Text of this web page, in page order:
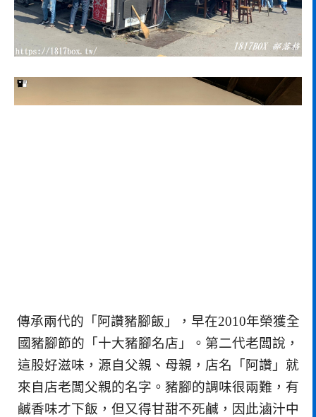
傳承兩代的「阿讚豬腳飯」，早在2010年榮獲全
國豬腳節的「十大豬腳名店」。第二代老闆說，
這股好滋味，源自父親、母親，店名「阿讚」就
來自店老闆父親的名字。豬腳的調味很兩難，有
鹹香味才下飯，但又得甘甜不死鹹，因此滷汁中